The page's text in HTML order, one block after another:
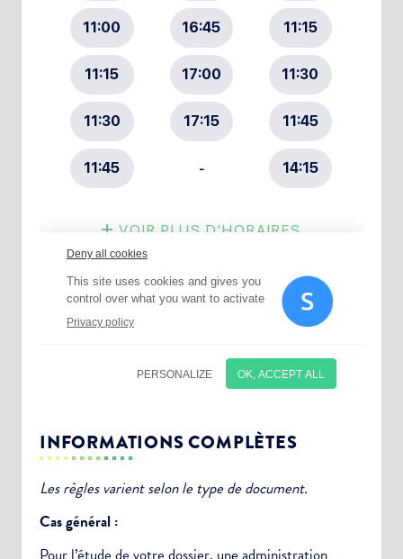
INFORMATIONS COMPLÈTES
Les règles varient selon le type de document.
Cas général :